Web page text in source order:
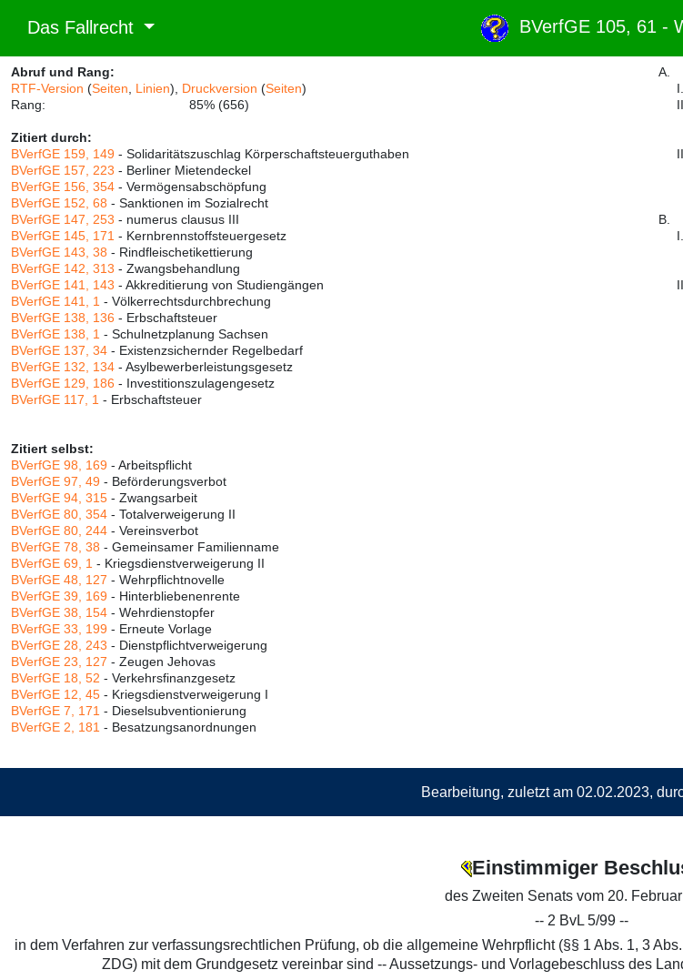
Das Fallrecht BVerfGE 105, 61 -
Abruf und Rang:
RTF-Version (Seiten Linien), Druckversion (Seiten)
Rang:
85% (656)
Zitiert durch:
BVerfGE 159, 149 - Solidaritätszuschlag Körperschaftsteuerguthaben
BVerfGE 157, 223 - Berliner Mietendeckel
BVerfGE 156, 354 - Vermögensabschöpfung
BVerfGE 152, 68 - Sanktionen im Sozialrecht
BVerfGE 147, 253 - numerus clausus III
BVerfGE 145, 171 - Kernbrennstoffsteuergesetz
BVerfGE 143, 38 - Rindfleischetikettierung
BVerfGE 142, 313 - Zwangsbehandlung
BVerfGE 141, 143 - Akkreditierung von Studiengängen
BVerfGE 141, 1 - Völkerrechtsdurchbrechung
BVerfGE 138, 136 - Erbschaftsteuer
BVerfGE 138, 1 - Schulnetzplanung Sachsen
BVerfGE 137, 34 - Existenzsichernder Regelbedarf
BVerfGE 132, 134 - Asylbewerberleistungsgesetz
BVerfGE 129, 186 - Investitionszulagengesetz
BVerfGE 117, 1 - Erbschaftsteuer
Zitiert selbst:
BVerfGE 98, 169 - Arbeitspflicht
BVerfGE 97, 49 - Beförderungsverbot
BVerfGE 94, 315 - Zwangsarbeit
BVerfGE 80, 354 - Totalverweigerung II
BVerfGE 80, 244 - Vereinsverbot
BVerfGE 78, 38 - Gemeinsamer Familienname
BVerfGE 69, 1 - Kriegsdienstverweigerung II
BVerfGE 48, 127 - Wehrpflichtnovelle
BVerfGE 39, 169 - Hinterbliebenenrente
BVerfGE 38, 154 - Wehrdienstopfer
BVerfGE 33, 199 - Erneute Vorlage
BVerfGE 28, 243 - Dienstpflichtverweigerung
BVerfGE 23, 127 - Zeugen Jehovas
BVerfGE 18, 52 - Verkehrsfinanzgesetz
BVerfGE 12, 45 - Kriegsdienstverweigerung I
BVerfGE 7, 171 - Dieselsubventionierung
BVerfGE 2, 181 - Besatzungsanordnungen
A.
I.
II.
B.
I.
II.
Bearbeitung, zuletzt am 02.02.2023,
Einstimmiger
des Zweiten Senats vom 20.
-- 2 BvL 5/99 --
in dem Verfahren zur verfassungsrechtlichen Prüfung, ob die allgemeine Wehrpflicht (§§ 1 Abs. 1, 3
ZDG) mit dem Grundgesetz vereinbar sind -- Aussetzungs- und Vorlagebeschluss des